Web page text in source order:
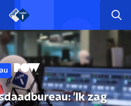
'Ik zag